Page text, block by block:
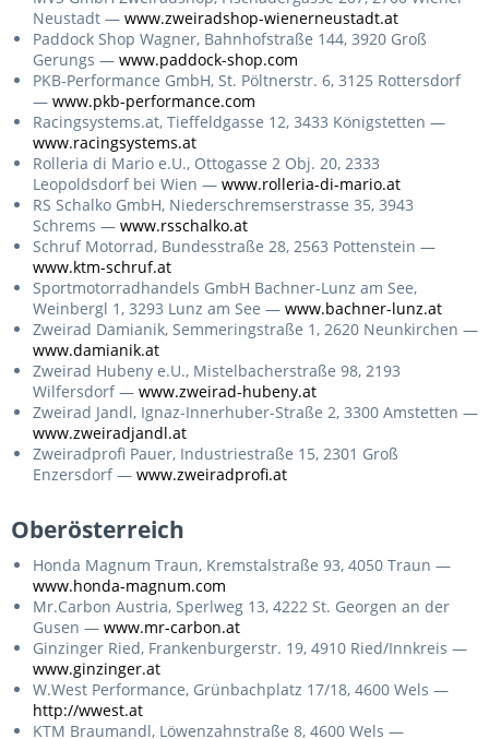
Neustadt — www.zweiradshop-wienerneustadt.at
Paddock Shop Wagner, Bahnhofstraße 144, 3920 Groß
Gerungs — www.paddock-shop.com
PKB-Performance GmbH, St. Pöltnerstr. 6, 3125 Rottersdorf
— www.pkb-performance.com
Racingsystems.at, Tieffeldgasse 12, 3433 Königstetten —
www.racingsystems.at
Rolleria di Mario e.U., Ottogasse 2 Obj. 20, 2333
Leopoldsdorf bei Wien — www.rolleria-di-mario.at
RS Schalko GmbH, Niederschremserstrasse 35, 3943
Schrems — www.rsschalko.at
Schruf Motorrad, Bundesstraße 28, 2563 Pottenstein —
www.ktm-schruf.at
Sportmotorradhandels GmbH Bachner-Lunz am See,
Weinbergl 1, 3293 Lunz am See — www.bachner-lunz.at
Zweirad Damianik, Semmeringstraße 1, 2620 Neunkirchen —
www.damianik.at
Zweirad Hubeny e.U., Mistelbacherstraße 98, 2193
Wilfersdorf — www.zweirad-hubeny.at
Zweirad Jandl, Ignaz-Innerhuber-Straße 2, 3300 Amstetten —
www.zweiradjandl.at
Zweiradprofi Pauer, Industriestraße 15, 2301 Groß
Enzersdorf — www.zweiradprofi.at
Oberösterreich
Honda Magnum Traun, Kremstalstraße 93, 4050 Traun —
www.honda-magnum.com
Mr.Carbon Austria, Sperlweg 13, 4222 St. Georgen an der
Gusen — www.mr-carbon.at
Ginzinger Ried, Frankenburgerstr. 19, 4910 Ried/Innkreis —
www.ginzinger.at
W.West Performance, Grünbachplatz 17/18, 4600 Wels —
http://wwest.at
KTM Braumandl, Löwenzahnstraße 8, 4600 Wels —